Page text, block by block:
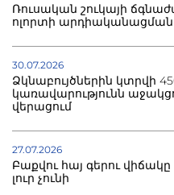
Ռուսական շուկայի
ոլորտի արդիականացման
30.07.2026
Ձկնաբույծներին կտրվի
կառավարությունն
վերացում
27.07.2026
Բաքվու հայ գերու
լուր չունի